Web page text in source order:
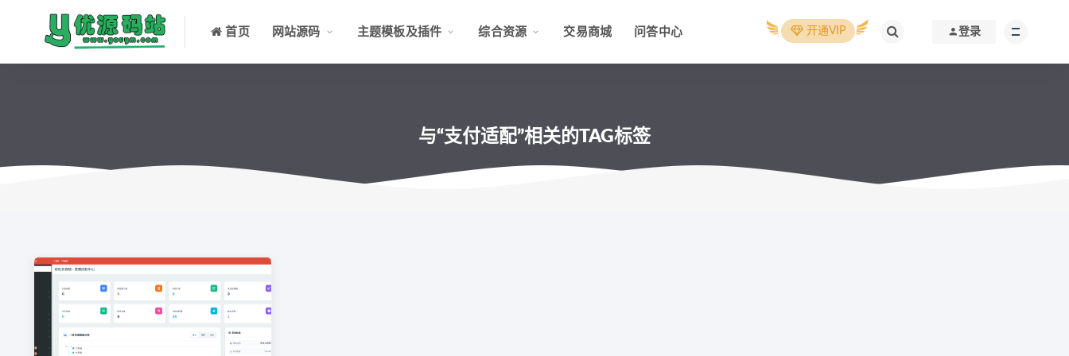
首页 网站源码 主题模板及插件 综合资源 交易商城 问答中心 开通VIP 登录
与“支付适配”相关的TAG标签